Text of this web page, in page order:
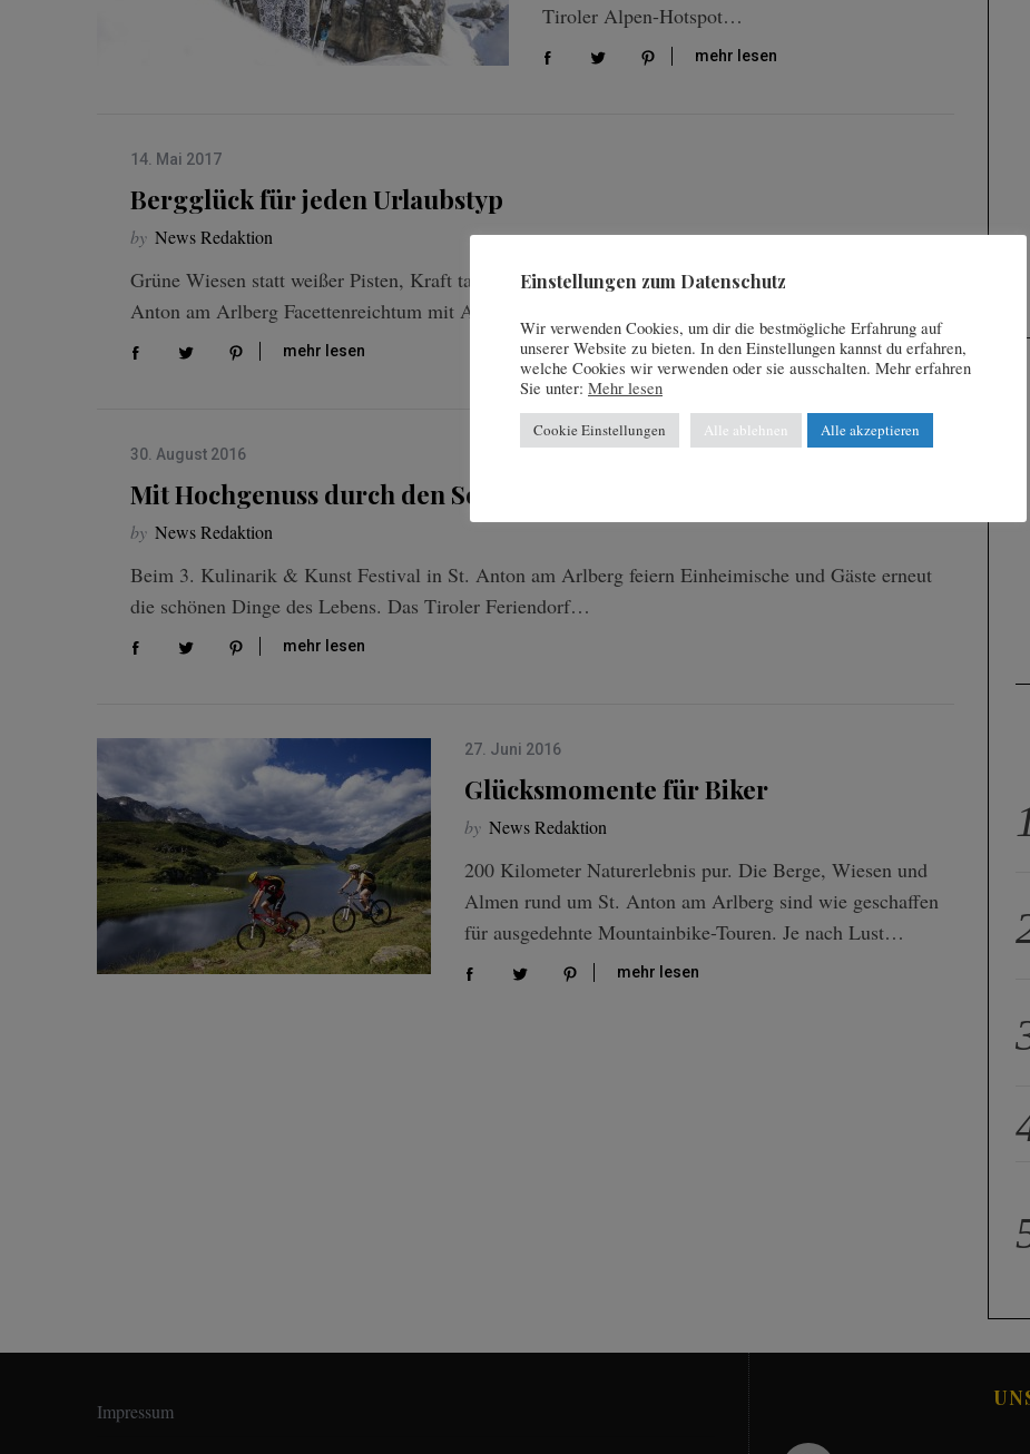
Tiroler Alpen-Hotspot…
mehr lesen
14. Mai 2017
Bergglück für jeden Urlaubstyp
by News Redaktion
Grüne Wiesen statt weißer Pisten, Kraft tanken statt Après-Ski: Zur warmen Jahreszeit offenbart St.
Anton am Arlberg Facettenreichtum mit Aktivitäten für alle Altersstufen. Zwischen…
mehr lesen
30. August 2016
Mit Hochgenuss durch den Sommer
by News Redaktion
Beim 3. Kulinarik & Kunst Festival in St. Anton am Arlberg feiern Einheimische und Gäste erneut
die schönen Dinge des Lebens. Das Tiroler Feriendorf…
mehr lesen
27. Juni 2016
Glücksmomente für Biker
by News Redaktion
200 Kilometer Naturerlebnis pur. Die Berge, Wiesen und
Almen rund um St. Anton am Arlberg sind wie geschaffen
für ausgedehnte Mountainbike-Touren. Je nach Lust…
mehr lesen
Impressum
a
r
h
f
r
Einstellungen zum Datenschutz
Wir verwenden Cookies, um dir die bestmögliche Erfahrung auf
unserer Website zu bieten. In den Einstellungen kannst du erfahren,
welche Cookies wir verwenden oder sie ausschalten. Mehr erfahren
Sie unter: Mehr lesen
Cookie Einstellungen Alle ablehnen Alle akzeptieren